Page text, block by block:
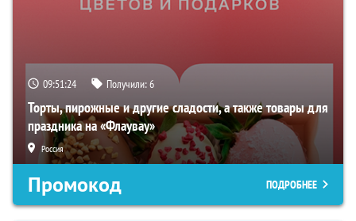
09:51:23 Получили:6
Торты, пирожные и другие сладости, а также товары для
праздника на «Флаувау»
Россия
Промокод ПОДРОБНЕЕ